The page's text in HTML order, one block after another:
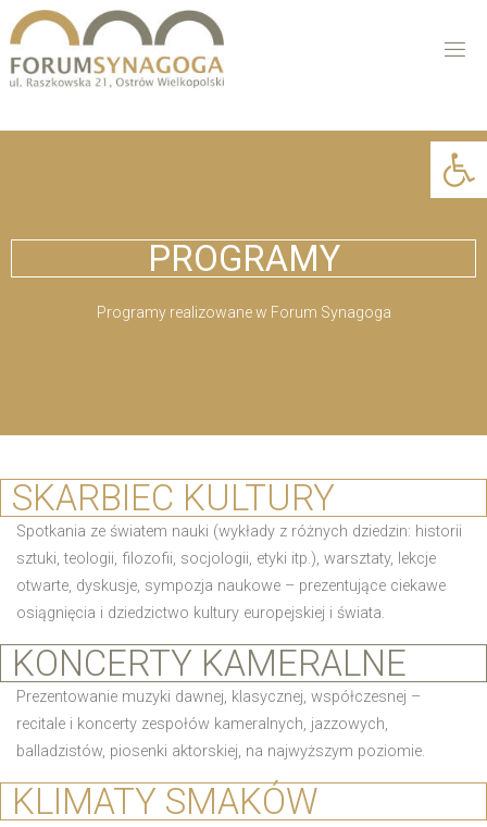
PROGRAMY
Programy realizowane w Forum Synagoga
SKARBIEC KULTURY
Spotkania ze światem nauki (wykłady z różnych dziedzin: historii
sztuki, teologii, filozofii, socjologii, etyki itp.), warsztaty, lekcje
otwarte, dyskusje, sympozja naukowe – prezentujące ciekawe
osiągnięcia i dziedzictwo kultury europejskiej i świata.
KONCERTY KAMERALNE
Prezentowanie muzyki dawnej, klasycznej, współczesnej –
recitale i koncerty zespołów kameralnych, jazzowych,
balladzistów, piosenki aktorskiej, na najwyższym poziomie.
KLIMATY SMAKÓW